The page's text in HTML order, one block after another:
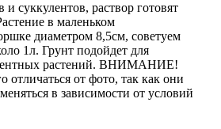
и суккулентов, раствор готовят
в маленьком
диаметром 8,5см, советуем
1л. Грунт подойдет для
растений. ВНИМАНИЕ!
отличаться от фото, так как они
в зависимости от условий